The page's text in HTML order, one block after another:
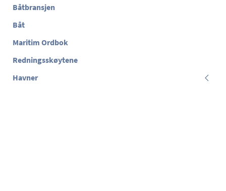
Båtbransjen
Båt
Maritim Ordbok
Redningsskøytene
Havner